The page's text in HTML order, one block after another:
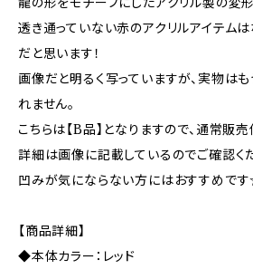
透き通っていない赤のアクリルアイテム
だと思います！
画像だと明るく写っていますが、実物は
れません。
こちらは【B品】となりますので、通常販
詳細は画像に記載しているのでご確認く
凹みが気にならない方にはおすすめで
【商品詳細】
◆本体カラー：レッド